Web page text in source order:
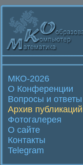
МКО-2026
О Конференции
Вопросы и ответы
Архив публикаций
Фотогалерея
О сайте
Контакты
Telegram